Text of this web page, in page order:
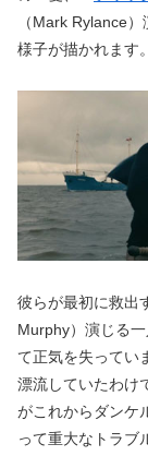
（Mark Rylance
様子が描かれます。
彼らが最初に救出
Murphy）演じる
て正気を失ってい
漂流していたわけ
がこれからダンケ
って重大なトラブ